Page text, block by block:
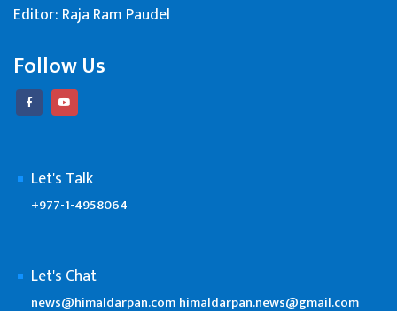
Editor: Raja Ram Paudel
Follow Us
Let's Talk
+977-1-4958064
Let's Chat
news@himaldarpan.com himaldarpan.news@gmail.com